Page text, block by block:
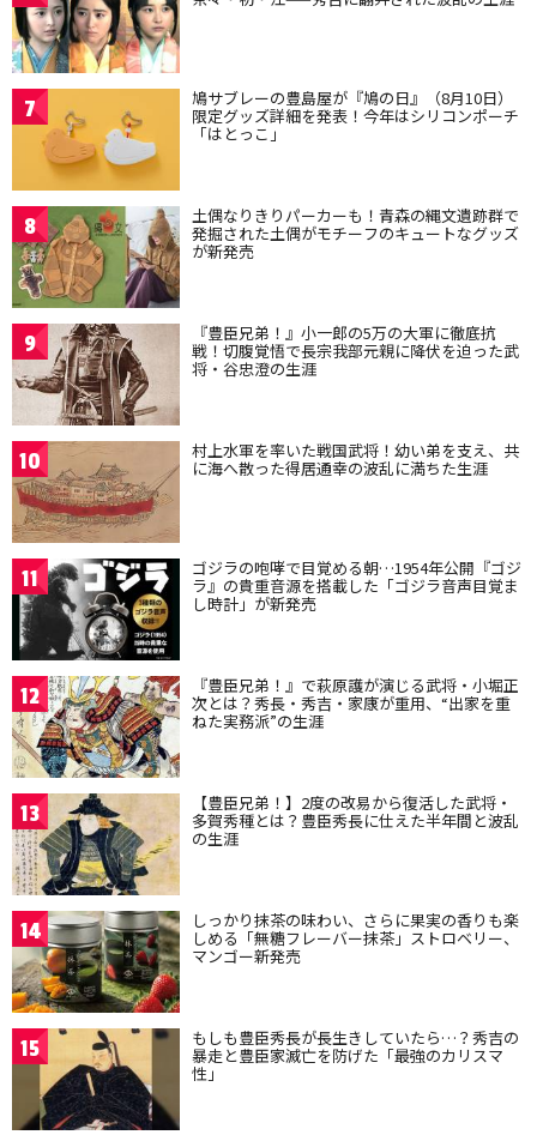
7 鳩サブレーの豊島屋が『鳩の日』（8月10日）
限定グッズ詳細を発表！今年はシリコンポーチ
「はとっこ」
8 土偶なりきりパーカーも！青森の縄文遺跡群で
発掘された土偶がモチーフのキュートなグッズ
が新発売
9 『豊臣兄弟！』小一郎の5万の大軍に徹底抗
戦！切腹覚悟で長宗我部元親に降伏を迫った武
将・谷忠澄の生涯
10 村上水軍を率いた戦国武将！幼い弟を支え、共
に海へ散った得居通幸の波乱に満ちた生涯
11 ゴジラの咆哮で目覚める朝…1954年公開『ゴジ
ラ』の貴重音源を搭載した「ゴジラ音声目覚ま
し時計」が新発売
12 『豊臣兄弟！』で萩原護が演じる武将・小堀正
次とは？秀長・秀吉・家康が重用、“出家を重
ねた実務派”の生涯
13 【豊臣兄弟！】2度の改易から復活した武将・
多賀秀種とは？豊臣秀長に仕えた半年間と波乱
の生涯
14 しっかり抹茶の味わい、さらに果実の香りも楽
しめる「無糖フレーバー抹茶」ストロベリー、
マンゴー新発売
15 もしも豊臣秀長が長生きしていたら…？秀吉の
暴走と豊臣家滅亡を防げた「最強のカリスマ
性」